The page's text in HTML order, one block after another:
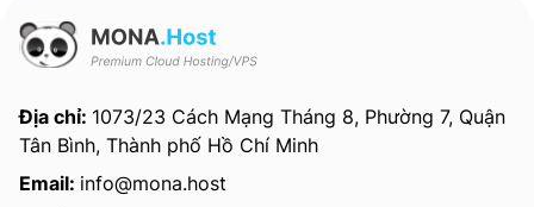
Địa chỉ: 1073/23 Cách Mạng Tháng 8, Phường 7, Quận
Tân Bình, Thành phố Hồ Chí Minh
Email: info@mona.host